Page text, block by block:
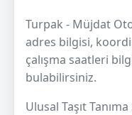
Turpak - Müjdat
adres bilgisi,
çalışma saatleri
bulabilirsiniz.
Ulusal Taşıt